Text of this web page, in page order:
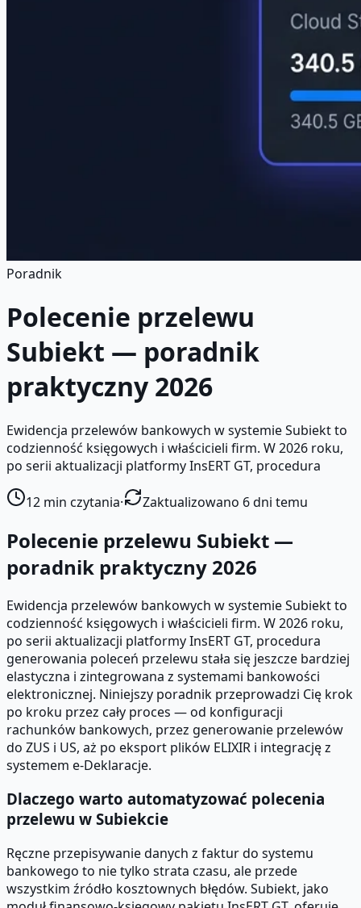
Poradnik
Polecenie przelewu
Subiekt — poradnik
praktyczny 2026
Ewidencja przelewów bankowych w systemie Subiekt to
codzienność księgowych i właścicieli firm. W 2026 roku,
po serii aktualizacji platformy InsERT GT, procedura
12 min czytania· Zaktualizowano 6 dni temu
Polecenie przelewu Subiekt —
poradnik praktyczny 2026
Ewidencja przelewów bankowych w systemie Subiekt to
codzienność księgowych i właścicieli firm. W 2026 roku,
po serii aktualizacji platformy InsERT GT, procedura
generowania poleceń przelewu stała się jeszcze bardziej
elastyczna i zintegrowana z systemami bankowości
elektronicznej. Niniejszy poradnik przeprowadzi Cię krok
po kroku przez cały proces — od konfiguracji
rachunków bankowych, przez generowanie przelewów
do ZUS i US, aż po eksport plików ELIXIR i integrację z
systemem e-Deklaracje.
Dlaczego warto automatyzować polecenia
przelewu w Subiekcie
Ręczne przepisywanie danych z faktur do systemu
bankowego to nie tylko strata czasu, ale przede
wszystkim źródło kosztownych błędów. Subiekt, jako